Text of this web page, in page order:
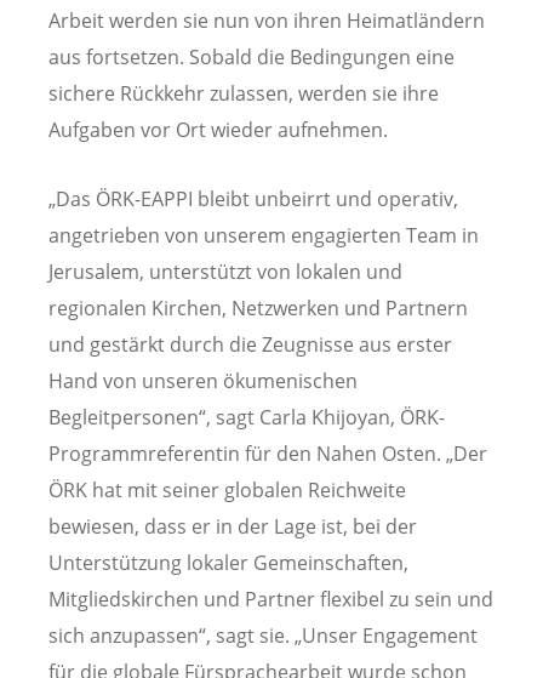
Arbeit werden sie nun von ihren Heimatländern
aus fortsetzen. Sobald die Bedingungen eine
sichere Rückkehr zulassen, werden sie ihre
Aufgaben vor Ort wieder aufnehmen.
„Das ÖRK-EAPPI bleibt unbeirrt und operativ,
angetrieben von unserem engagierten Team in
Jerusalem, unterstützt von lokalen und
regionalen Kirchen, Netzwerken und Partnern
und gestärkt durch die Zeugnisse aus erster
Hand von unseren ökumenischen
Begleitpersonen“, sagt Carla Khijoyan, ÖRK-
Programmreferentin für den Nahen Osten. „Der
ÖRK hat mit seiner globalen Reichweite
bewiesen, dass er in der Lage ist, bei der
Unterstützung lokaler Gemeinschaften,
Mitgliedskirchen und Partner flexibel zu sein und
sich anzupassen“, sagt sie. „Unser Engagement
für die globale Fürsprachearbeit wurde schon